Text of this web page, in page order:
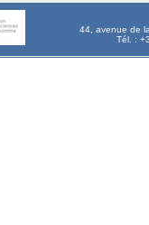
44, avenue de
Tél. :